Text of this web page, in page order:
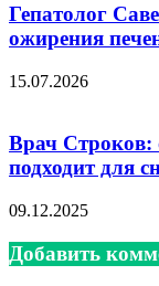
Гепатолог
ожирения
15.07.2026
Врач Строков:
подходит для
09.12.2025
Добавить